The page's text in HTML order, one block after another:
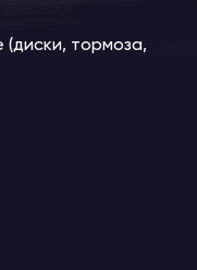
тормоза,